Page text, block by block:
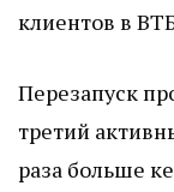
клиентов в
Перезапуск
третий
раза больше